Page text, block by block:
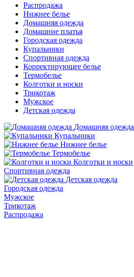
Распродажа
Нижнее белье
Домашняя одежда
Домашние платья
Городская одежда
Купальники
Спортивная одежда
Корректирующее белье
Термобелье
Колготки и носки
Трикотаж
Мужское
Детская одежда
Домашняя одежда
Купальники
Нижнее белье
Термобелье
Колготки и носки
Спортивная одежда
Детская одежда
Городская одежда
Мужское
Трикотаж
Распродажа